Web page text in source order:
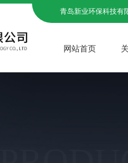
青岛新业环保科技有
网站首页